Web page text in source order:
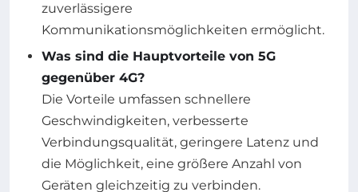
zuverlässigere
Kommunikationsmöglichkeiten ermöglicht.
Was sind die Hauptvorteile von 5G
gegenüber 4G?
Die Vorteile umfassen schnellere
Geschwindigkeiten, verbesserte
Verbindungsqualität, geringere Latenz und
die Möglichkeit, eine größere Anzahl von
Geräten gleichzeitig zu verbinden.